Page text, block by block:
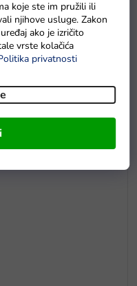
koje ste im pružili ili
njihove usluge. Zakon
ako je izričito
vrste kolačića
privatnosti
šipka i ribice